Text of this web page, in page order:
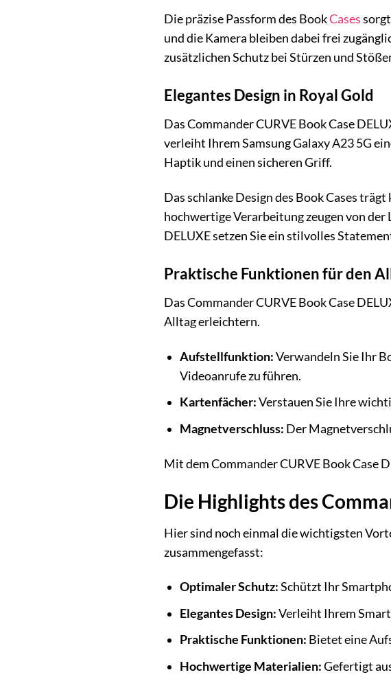
Die präzise Passform des BookCases
und die Kamera bleiben dabei frei
zusätzlichen Schutz bei Stürzen und
Elegantes Design in Royal Gold
Das Commander CURVE Book Case
verleiht Ihrem Samsung Galaxy A23 5G
Haptik und einen sicheren Griff.
Das schlanke Design des Book Cases
hochwertige Verarbeitung zeugen von
DELUXE setzen Sie ein stilvolles
Praktische Funktionen für den
Das Commander CURVE Book Case
Alltag erleichtern.
Aufstellfunktion:Verwandeln Sie Ihr
Videoanrufe zu führen.
Kartenfächer:Verstauen Sie Ihre
Magnetverschluss: Der
Mit dem Commander CURVE Book Case
Die Highlights des
Hier sind noch einmal die wichtigsten
zusammengefasst:
Optimaler Schutz:Schützt Ihr
Elegantes Design:Verleiht Ihrem
Praktische Funktionen: Bietet eine
Hochwertige Materialien:Gefertigt